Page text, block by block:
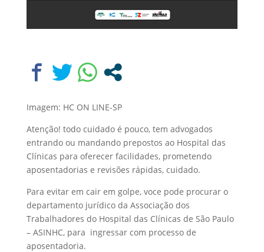
Imagem: HC ON LINE-SP
Atenção! todo cuidado é pouco, tem advogados
entrando ou mandando prepostos ao Hospital das
Clínicas para oferecer facilidades, prometendo
aposentadorias e revisões rápidas, cuidado.
Para evitar em cair em golpe, voce pode procurar o
departamento jurídico da Associação dos
Trabalhadores do Hospital das Clínicas de São Paulo
– ASINHC, para ingressar com processo de
aposentadoria.